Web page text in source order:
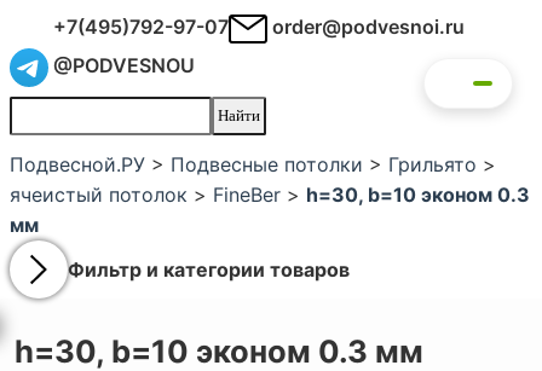
+7(495)792-97-07
order@podvesnoi.ru
@PODVESNOU
Подвесной.РУ > Подвесные потолки > Грильято >
ячеистый потолок > FineBer > h=30, b=10 эконом 0.3
мм
Фильтр и категории товаров
h=30, b=10 эконом 0.3 мм